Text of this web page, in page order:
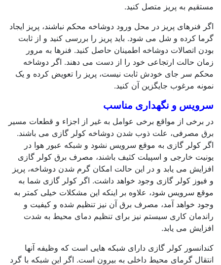
مستقیم به پریز متصل کنید.
اگر فنرهای پریز در محل ورود دوشاخه محکم نباشند، پریز ایجاد
گرما کرده و شل می شود. باید پریز را بررسی کنید و از ثابت
بودن اتصالات دوشاخه اطمینان حاصل کنید. فنرها به مرور
زمان حالت ارتجاعی خود را از دست می دهند. اگر دوشاخه
محکم سر جای خودش ثابت نیست، پریز را تعویض کرده و یک
نمونه مرغوب جایگزین آن کنید.
سرویس و نگهداری مناسب
در برخی از مواقع برخی عوامل به غیر از اجزاء و قطعات مسیر
برق مصرفی، علت ذوب شدن دوشاخه کولر گازی می باشند.
اگر کولر گازی به موقع سرویس نشود و شبکه عبور هوا در
یونیت خارجی و اسپیلت کثیف باشند، مصرف برق کولر گازی
افزایش می یابد و در این حالت امکان گرم شدن دوشاخه، پریز
و فیوز کولر گازی وجود خواهد داشت. اگر کولر گازی شما به
موقع سرویس شود، علاوه بر اینکه این مشکلات خیلی کمتر به
وجود خواهد آمد، مصرف برق آن نیز تنظیم شده و کیفیت و
راندمان کاری سیستم نیز برای تنظیم دمای محیط به شدت
افزایش می یابد.
کندانسور کولر گازی دارای شبکه هایی است که وظیفه آنها
انتقال گرمای محیط داخلی به بیرون است. اگر این شبکه با گرد